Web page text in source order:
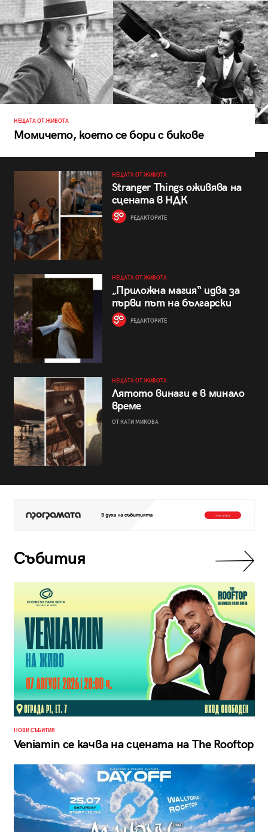
НЕЩАТА ОТ ЖИВОТА
Момичето, което се бори с бикове
НЕЩАТА ОТ ЖИВОТА
Stranger Things оживява на
сцената в НДК
РЕДАКТОРИТЕ
НЕЩАТА ОТ ЖИВОТА
„Приложна магия“ идва за
първи път на български
РЕДАКТОРИТЕ
НЕЩАТА ОТ ЖИВОТА
Лятото винаги е в минало
време
ОТ КАТИ МИКОВА
Събития
НОВИ СЪБИТИЯ
Veniamin се качва на сцената на The Rooftop